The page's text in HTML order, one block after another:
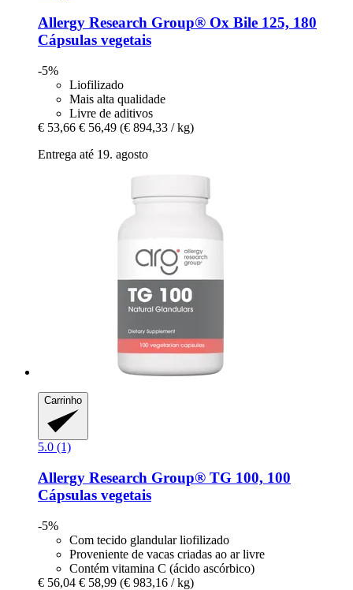
Allergy Research Group® Ox Bile 125, 180
Cápsulas vegetais
-5%
Liofilizado
Mais alta qualidade
Livre de aditivos
€ 53,66 € 56,49 (€ 894,33 / kg)
Entrega até 19. agosto
Carrinho
5.0 (1)
Allergy Research Group® TG 100, 100
Cápsulas vegetais
-5%
Com tecido glandular liofilizado
Proveniente de vacas criadas ao ar livre
Contém vitamina C (ácido ascórbico)
€ 56,04 € 58,99 (€ 983,16 / kg)